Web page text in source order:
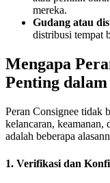
mereka.
Gudang atau
distribusi tempat
Mengapa
Penting
Peran Consignee tidak
kelancaran, keamanan,
adalah beberapa
1. Verifikasi dan